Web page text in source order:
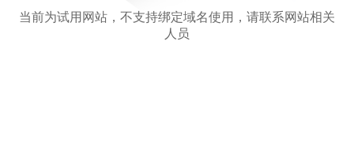
当前为试用网站，不支持绑定域名使用，请联系网站相关
人员